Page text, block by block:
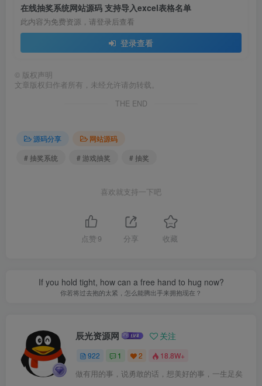
在线抽奖系统网站源码 支持导入excel表格名单
此内容为免费资源，请登录后查看
登录查看
© 版权声明
文章版权归作者所有，未经允许请勿转载。
THE END
源码分享
网站源码
# 抽奖系统
# 游戏抽奖 # 抽奖
喜欢就支持一下吧
点赞 9 分享 收藏
If you hold tight, how can a free hand to hug now?
你若将过去抱的太紧，怎么能腾出手来拥抱现在？
辰光资源网 关注
922 1 2 18.8W+
做有用的事，说勇敢的话，想美好的事，一生足矣